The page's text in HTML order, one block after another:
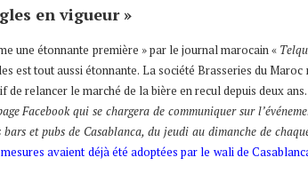
en vigueur »
une étonnante première » par le journal marocain «
est tout aussi étonnante. La société Brasseries du Maroc
de relancer le marché de la bière en recul depuis deux ans.
Facebook qui se chargera de communiquer sur
et pubs de Casablanca, du jeudi au dimanche de
avaient déjà été adoptées par le wali de